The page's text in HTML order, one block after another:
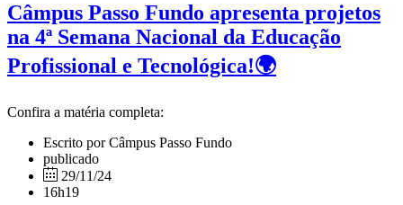
Câmpus Passo Fundo apresenta projetos
na 4ª Semana Nacional da Educação
Profissional e Tecnológica!🌍
Confira a matéria completa:
Escrito por Câmpus Passo Fundo
publicado
29/11/24
16h19